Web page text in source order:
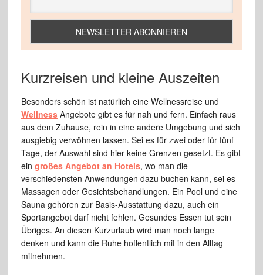
Kurzreisen und kleine Auszeiten
Besonders schön ist natürlich eine Wellnessreise und
WellnessAngebote gibt es für nah und fern. Einfach raus
aus dem Zuhause, rein in eine andere Umgebung und sich
ausgiebig verwöhnen lassen. Sei es für zwei oder für fünf
Tage, der Auswahl sind hier keine Grenzen gesetzt. Es gibt
ein großes Angebot an Hotels, wo man die
verschiedensten Anwendungen dazu buchen kann, sei es
Massagen oder Gesichtsbehandlungen. Ein Pool und eine
Sauna gehören zur Basis-Ausstattung dazu, auch ein
Sportangebot darf nicht fehlen. Gesundes Essen tut sein
Übriges. An diesen Kurzurlaub wird man noch lange
denken und kann die Ruhe hoffentlich mit in den Alltag
mitnehmen.